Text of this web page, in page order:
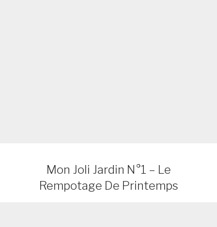
Mon Joli Jardin N°1 – Le
Rempotage De Printemps